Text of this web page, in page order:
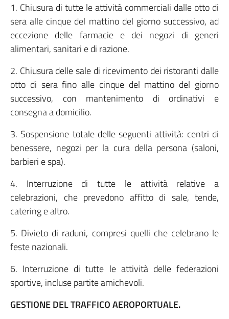
1. Chiusura di tutte le attività commerciali dalle otto di
sera alle cinque del mattino del giorno successivo, ad
eccezione delle farmacie e dei negozi di generi
alimentari, sanitari e di razione.
2. Chiusura delle sale di ricevimento dei ristoranti dalle
otto di sera fino alle cinque del mattino del giorno
successivo, con mantenimento di ordinativi e
consegna a domicilio.
3. Sospensione totale delle seguenti attività: centri di
benessere, negozi per la cura della persona (saloni,
barbieri e spa).
4. Interruzione di tutte le attività relative a
celebrazioni, che prevedono affitto di sale, tende,
catering e altro.
5. Divieto di raduni, compresi quelli che celebrano le
feste nazionali.
6. Interruzione di tutte le attività delle federazioni
sportive, incluse partite amichevoli.
GESTIONE DEL TRAFFICO AEROPORTUALE.